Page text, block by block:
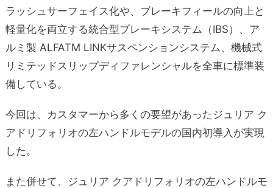
ラッシュサーフェイス化や、ブレーキフィールの向上と
軽量化を両立する統合型ブレーキシステム（IBS）、ア
ルミ製 ALFATM LINKサスペンションシステム、機械式
リミテッドスリップディファレンシャルを全車に標準装
備している。
今回は、カスタマーから多くの要望があったジュリア ク
アドリフォリオの左ハンドルモデルの国内初導入が実現
した。
また併せて、ジュリア クアドリフォリオの左ハンドルモ